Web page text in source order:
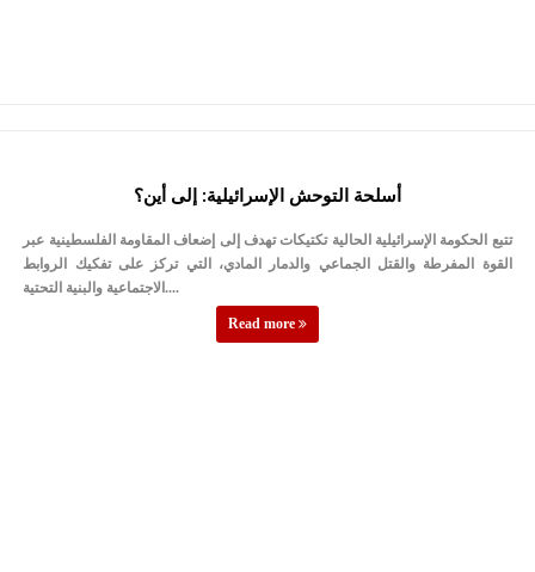
أسلحة التوحش الإسرائيلية: إلى أين؟
تتبع الحكومة الإسرائيلية الحالية تكتيكات تهدف إلى إضعاف المقاومة الفلسطينية عبر
القوة المفرطة والقتل الجماعي والدمار المادي، التي تركز على تفكيك الروابط
الاجتماعية والبنية التحتية....
Read more